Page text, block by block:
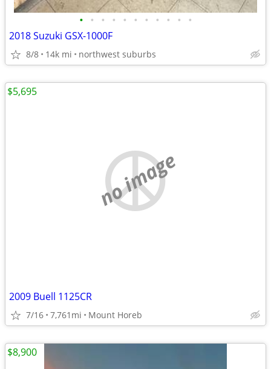
• • • • • • • • • • •
2018 Suzuki GSX-1000F
8/8 14k mi northwest suburbs
no image
2009 Buell 1125CR
7/16 7,761mi Mount Horeb
$5,695
$8,900